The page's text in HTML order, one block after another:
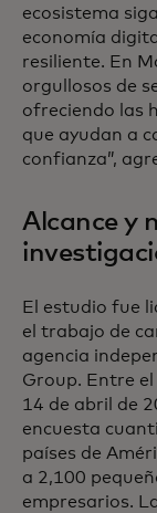
ecosistema
economía
resiliente. En
orgullosos de
ofreciendo las
que ayudan a
confianza”,
Alcance y
El estudio fue
el trabajo de
agencia
Group. Entre el
14 de abril de
encuesta
países de
a 2,100
empresarios.